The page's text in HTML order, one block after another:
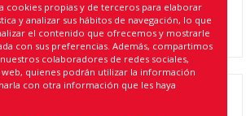
MECHERO RM, DOBLE
cookies propias y de terceros para elaborar
y analizar sus hábitos de navegación, lo que
el contenido que ofrecemos y mostrarle
con sus preferencias. Además, compartimos
colaboradores de redes sociales,
web, quienes podrán utilizar la información
con otra información que les haya